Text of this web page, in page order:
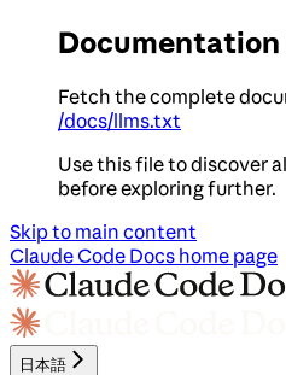
Documentation
Fetch the complete
/docs/llms.txt
Use this file to discover
before exploring further.
Skip to main content
Claude Code Docs home page
日本語